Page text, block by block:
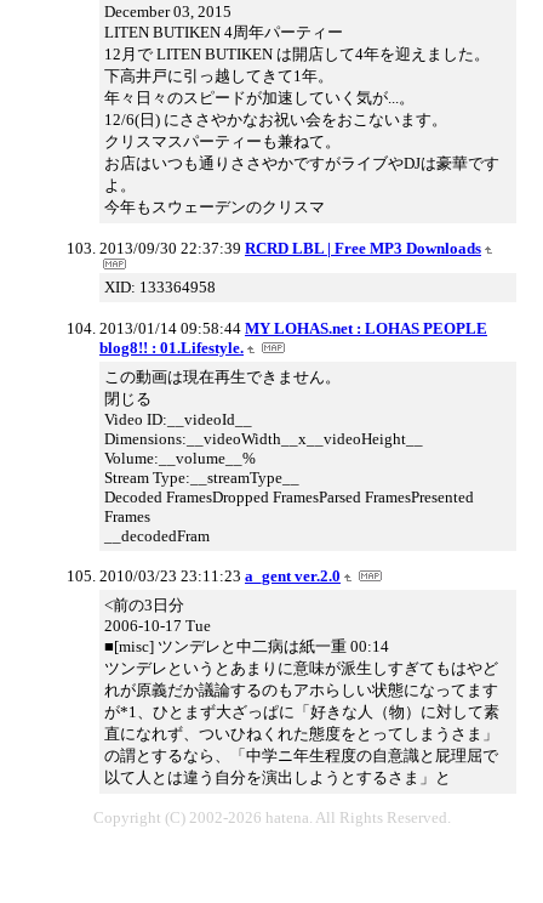
December 03, 2015
LITEN BUTIKEN 4周年パーティー
12月で LITEN BUTIKEN は開店して4年を迎えました。
下高井戸に引っ越してきて1年。
年々日々のスピードが加速していく気が...。
12/6(日) にささやかなお祝い会をおこないます。
クリスマスパーティーも兼ねて。
お店はいつも通りささやかですがライブやDJは豪華です
よ。
今年もスウェーデンのクリスマ
2013/09/30 22:37:39 RCRD LBL | Free MP3 Downloads
XID: 133364958
2013/01/14 09:58:44 MY LOHAS.net : LOHAS PEOPLE
blog8!! : 01.Lifestyle.
この動画は現在再生できません。
閉じる
Video ID:__videoId__
Dimensions:__videoWidth__x__videoHeight__
Volume:__volume__%
Stream Type:__streamType__
Decoded FramesDropped FramesParsed FramesPresented
Frames
__decodedFram
2010/03/23 23:11:23 a_gent ver.2.0
<前の3日分
2006-10-17 Tue
■[misc] ツンデレと中二病は紙一重 00:14
ツンデレというとあまりに意味が派生しすぎてもはやど
れが原義だか議論するのもアホらしい状態になってます
が*1、ひとまず大ざっぱに「好きな人（物）に対して素
直になれず、ついひねくれた態度をとってしまうさま」
の謂とするなら、「中学ニ年生程度の自意識と屁理屈で
以て人とは違う自分を演出しようとするさま」と
Copyright (C) 2002-2026 hatena. All Rights Reserved.